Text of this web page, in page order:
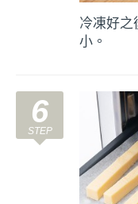
冷凍好之
小。
6